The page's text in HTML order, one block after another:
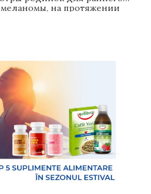
на протяжении
по сентябрь).